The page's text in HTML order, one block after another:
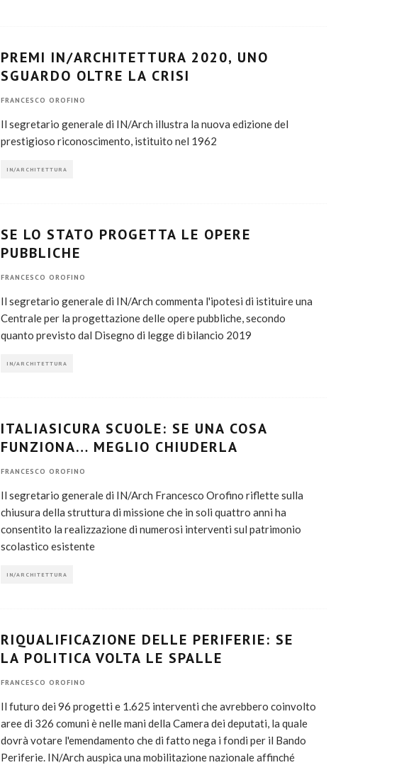
PREMI IN/ARCHITETTURA 2020, UNO
SGUARDO OLTRE LA CRISI
FRANCESCO OROFINO
Il segretario generale di IN/Arch illustra la nuova edizione del
prestigioso riconoscimento, istituito nel 1962
IN/ARCHITETTURA
SE LO STATO PROGETTA LE OPERE
PUBBLICHE
FRANCESCO OROFINO
Il segretario generale di IN/Arch commenta l'ipotesi di istituire una
Centrale per la progettazione delle opere pubbliche, secondo
quanto previsto dal Disegno di legge di bilancio 2019
IN/ARCHITETTURA
ITALIASICURA SCUOLE: SE UNA COSA
FUNZIONA… MEGLIO CHIUDERLA
FRANCESCO OROFINO
Il segretario generale di IN/Arch Francesco Orofino riflette sulla
chiusura della struttura di missione che in soli quattro anni ha
consentito la realizzazione di numerosi interventi sul patrimonio
scolastico esistente
IN/ARCHITETTURA
RIQUALIFICAZIONE DELLE PERIFERIE: SE
LA POLITICA VOLTA LE SPALLE
FRANCESCO OROFINO
Il futuro dei 96 progetti e 1.625 interventi che avrebbero coinvolto
aree di 326 comuni è nelle mani della Camera dei deputati, la quale
dovrà votare l'emendamento che di fatto nega i fondi per il Bando
Periferie. IN/Arch auspica una mobilitazione nazionale affinché